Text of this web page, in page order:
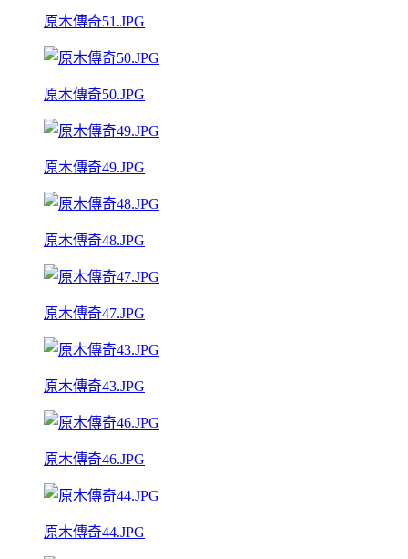
原木傳奇51.JPG
原木傳奇50.JPG
原木傳奇49.JPG
原木傳奇48.JPG
原木傳奇47.JPG
原木傳奇43.JPG
原木傳奇46.JPG
原木傳奇44.JPG